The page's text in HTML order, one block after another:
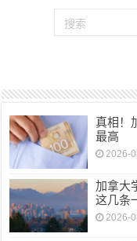
真相！
最高
2026-
加拿大
这几条
2026-